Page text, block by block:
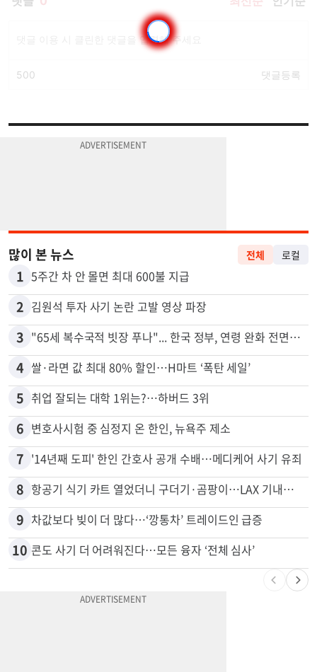
1 5주간 차 안 몰면 최대 600불 지급
2 김원석 투자 사기 논란 고발 영상 파장
3
4 쌀·라면 값 최대 80% 할인…H마트 ‘폭탄 세일’
5 취업 잘되는 대학 1위는?…하버드 3위
6 변호사시험 중 심정지 온 한인, 뉴욕주 제소
7 '14년째 도피' 한인 간호사 공개 수배…메디케어 사기 유죄
8
9 차값보다 빚이 더 많다…‘깡통차’ 트레이드인 급증